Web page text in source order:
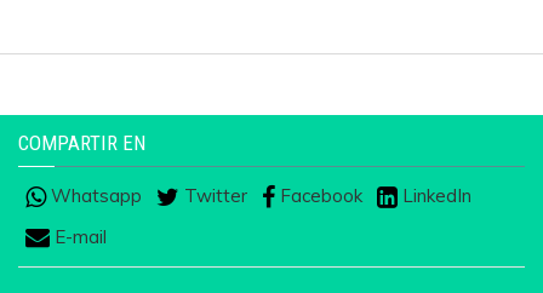
COMPARTIR EN
Whatsapp Twitter Facebook
LinkedIn
E-mail